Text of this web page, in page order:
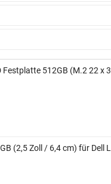
Festplatte 512GB (M.2 22
(2,5 Zoll / 6,4 cm) für Dell